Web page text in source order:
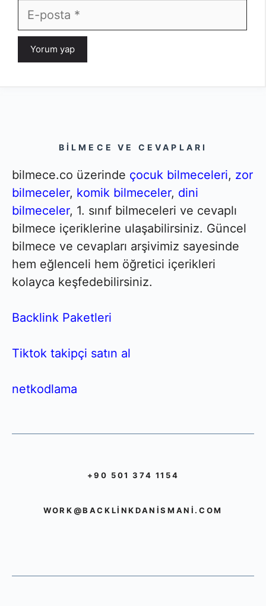
E-
posta
BILMECE VE CEVAPLARI
bilmece.co üzerinde çocuk bilmeceleri, zor
bilmeceler, komik bilmeceler, dini
bilmeceler, 1. sınıf bilmeceleri ve cevaplı
bilmece içeriklerine ulaşabilirsiniz. Güncel
bilmece ve cevapları arşivimiz sayesinde
hem eğlenceli hem öğretici içerikleri
kolayca keşfedebilirsiniz.
Backlink Paketleri
Tiktok takipçi satın al
netkodlama
+90 501 374 1154
WORK@BACKLINKDANISMANI.COM